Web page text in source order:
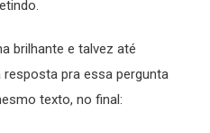
brilhante e talvez até
resposta pra essa pergunta
texto, no final: